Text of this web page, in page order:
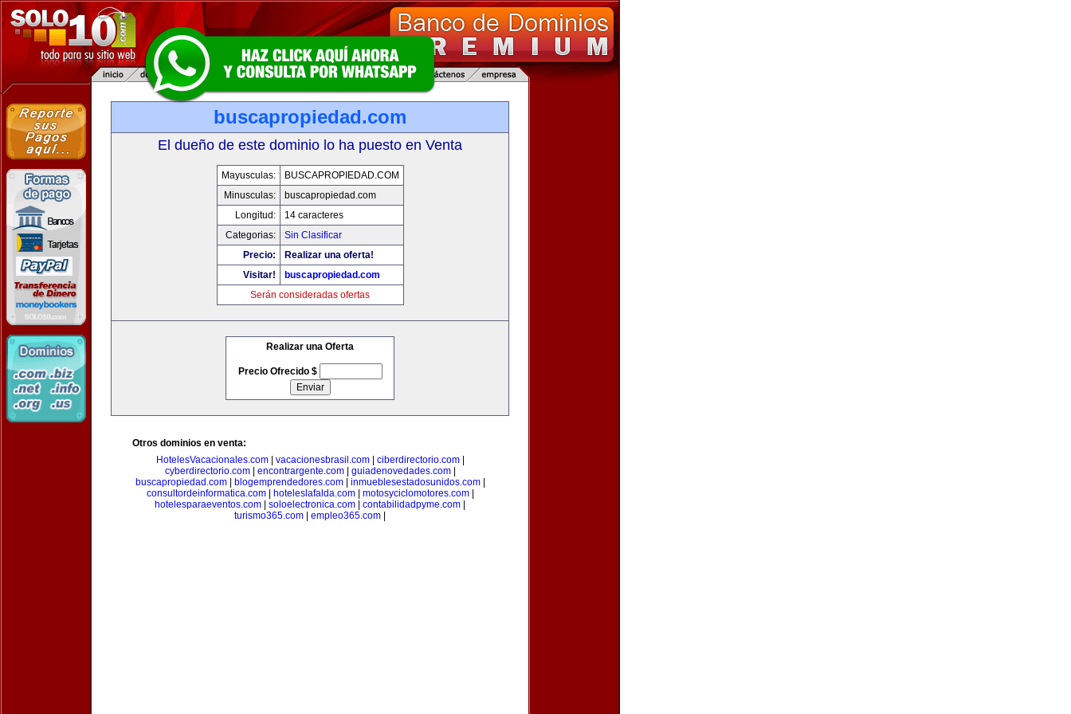
buscapropiedad.com
El dueño de este dominio lo ha puesto en Venta
Mayusculas:
BUSCAPROPIEDAD.COM
Minusculas:
buscapropiedad.com
Longitud:
14 caracteres
Categorias:
Sin Clasificar
Precio:
Realizar una oferta!
Visitar!
buscapropiedad.com
Serán consideradas ofertas
Realizar una Oferta
Precio Ofrecido $
Otros dominios en venta:
HotelesVacacionales.com| vacacionesbrasil.com| ciberdirectorio.com|
cyberdirectorio.com| encontrargente.com| guiadenovedades.com|
buscapropiedad.com| blogemprendedores.com| inmueblesestadosunidos.com|
consultordeinformatica.com| hoteleslafalda.com| motosyciclomotores.com|
hotelesparaeventos.com
soloelectronica.com contabilidadpyme.com
turismo365.com
empleo365.com